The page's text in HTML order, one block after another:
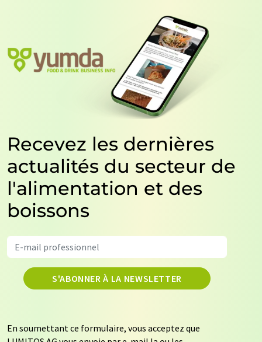
Recevez les dernières
actualités du secteur de
l'alimentation et des
boissons
S'ABONNER À LA NEWSLETTER
En soumettant ce formulaire, vous acceptez que